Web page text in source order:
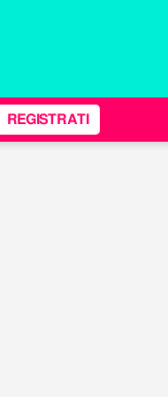
REGISTRATI